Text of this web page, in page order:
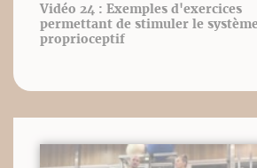
Vidéo 24 : Exemples d'exercices
permettant de stimuler le
proprioceptif